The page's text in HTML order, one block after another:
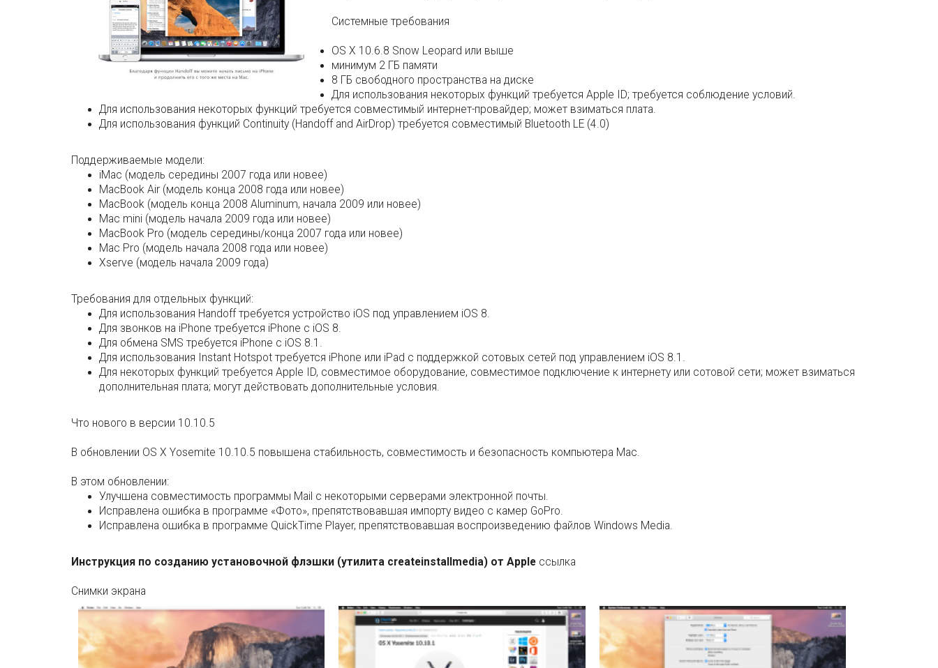
Системные требования
OS X 10.6.8 Snow Leopard или выше
минимум 2 ГБ памяти
8 ГБ свободного пространства на диске
Для использования некоторых функций требуется Apple ID; требуется соблюдение условий.
Для использования некоторых функций требуется совместимый интернет-провайдер; может взиматься плата.
Для использования функций Continuity (Handoff and AirDrop) требуется совместимый Bluetooth LE (4.0)
Поддерживаемые модели:
iMac (модель середины 2007 года или новее)
MacBook Air (модель конца 2008 года или новее)
MacBook (модель конца 2008 Aluminum, начала 2009 или новее)
Mac mini (модель начала 2009 года или новее)
MacBook Pro (модель середины/конца 2007 года или новее)
Mac Pro (модель начала 2008 года или новее)
Xserve (модель начала 2009 года)
Требования для отдельных функций:
Для использования Handoff требуется устройство iOS под управлением iOS 8.
Для звонков на iPhone требуется iPhone с iOS 8.
Для обмена SMS требуется iPhone с iOS 8.1.
Для использования Instant Hotspot требуется iPhone или iPad с поддержкой сотовых сетей под управлением iOS 8.1.
Для некоторых функций требуется Apple ID, совместимое оборудование, совместимое подключение к интернету или сотовой сети; может взиматься
дополнительная плата; могут действовать дополнительные условия.
Что нового в версии 10.10.5
В обновлении OS X Yosemite 10.10.5 повышена стабильность, совместимость и безопасность компьютера Mac.
В этом обновлении:
Улучшена совместимость программы Mail с некоторыми серверами электронной почты.
Исправлена ошибка в программе «Фото», препятствовавшая импорту видео с камер GoPro.
Исправлена ошибка в программе QuickTime Player, препятствовавшая воспроизведению файлов Windows Media.
Инструкция по созданию установочной флэшки (утилита createinstallmedia) от Apple ссылка
Снимки экрана